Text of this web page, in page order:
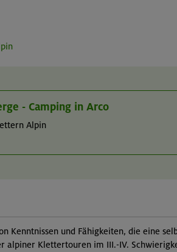
- Camping in Arco
Alpin
Kenntnissen und Fähigkeiten, die eine
alpiner Klettertouren im III.-IV.